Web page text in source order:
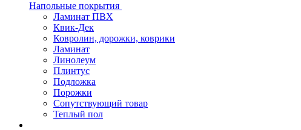
Напольные покрытия
Ламинат ПВХ
Квик-Дек
Ковролин, дорожки, коврики
Ламинат
Линолеум
Плинтус
Подложка
Порожки
Сопутствующий товар
Теплый пол